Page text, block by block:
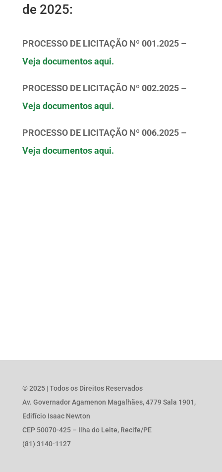
de 2025:
PROCESSO DE LICITAÇÃO Nº 001.2025 –
Veja documentos aqui.
PROCESSO DE LICITAÇÃO Nº 002.2025 –
Veja documentos aqui.
PROCESSO DE LICITAÇÃO Nº 006.2025 –
Veja documentos aqui.
© 2025 | Todos os Direitos Reservados
Av. Governador Agamenon Magalhães, 4779 Sala 1901,
Edifício Isaac Newton
CEP 50070-425 – Ilha do Leite, Recife/PE
(81) 3140-1127